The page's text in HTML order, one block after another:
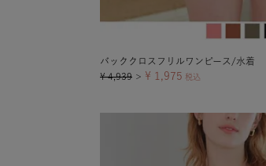
バッククロスフリルワンピース/水着
¥ 4,939 ＞ ¥ 1,975 税込